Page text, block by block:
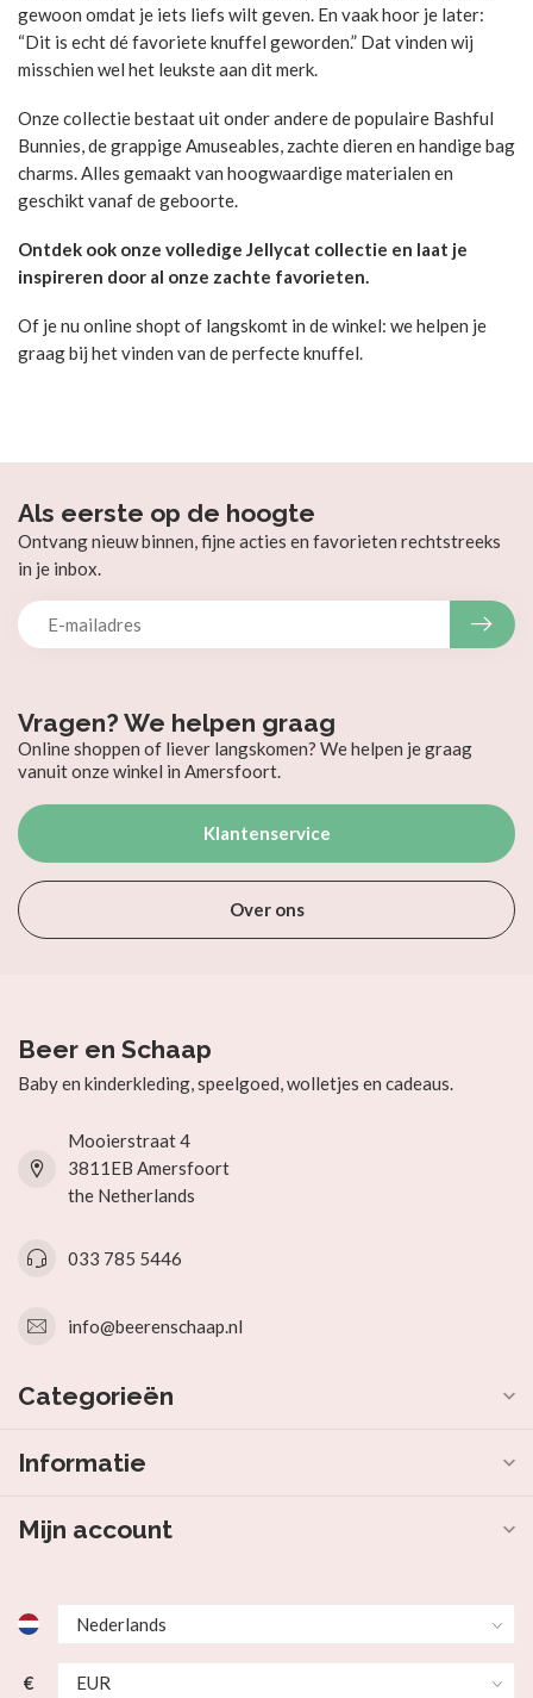
gewoon omdat je iets liefs wilt geven. En vaak hoor je later:
“Dit is echt dé favoriete knuffel geworden.” Dat vinden wij
misschien wel het leukste aan dit merk.
Onze collectie bestaat uit onder andere de populaire Bashful
Bunnies, de grappige Amuseables, zachte dieren en handige bag
charms. Alles gemaakt van hoogwaardige materialen en
geschikt vanaf de geboorte.
Ontdek ook onze volledige Jellycat collectie en laat je
inspireren door al onze zachte favorieten.
Of je nu online shopt of langskomt in de winkel: we helpen je
graag bij het vinden van de perfecte knuffel.
Vragen? We helpen graag
Online shoppen of liever langskomen? We helpen je graag
vanuit onze winkel in Amersfoort.
Klantenservice
Over ons
Als eerste op de hoogte
Ontvang nieuw binnen, fijne acties en favorieten rechtstreeks
in je inbox.
Beer en Schaap
Baby en kinderkleding, speelgoed, wolletjes en cadeaus.
Mooierstraat 4
3811EB Amersfoort
the Netherlands
033 785 5446
info@beerenschaap.nl
Categorieën
Informatie
Mijn account
€